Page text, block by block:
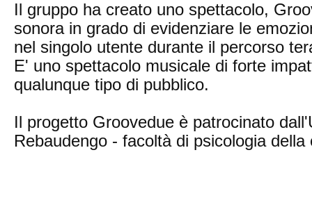
Il gruppo ha creato uno spettacolo,
sonora in grado di evidenziare le
nel singolo utente durante il percorso
E' uno spettacolo musicale di forte
qualunque tipo di pubblico.
Il progetto Groovedue è patrocinato
Rebaudengo - facoltà di psicologia